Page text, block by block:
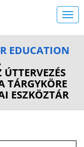
EDUCATION
ÚTTERVEZÉS
TÁRGYKÖRE
ESZKÖZTÁR